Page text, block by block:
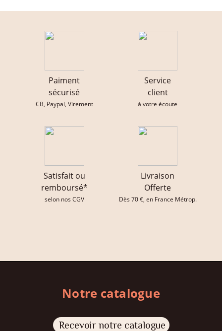
Paiment
sécurisé
CB, Paypal, Virement
Service
client
à votre écoute
Satisfait ou
remboursé*
selon nos CGV
Livraison
Offerte
Dès 70 €, en France Métrop.
Notre catalogue
Recevoir notre catalogue